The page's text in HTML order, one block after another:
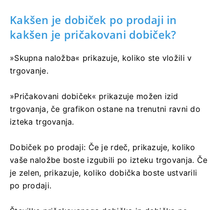
Kakšen je dobiček po prodaji in
kakšen je pričakovani dobiček?
»Skupna naložba« prikazuje, koliko ste vložili v
trgovanje.
»Pričakovani dobiček« prikazuje možen izid
trgovanja, če grafikon ostane na trenutni ravni do
izteka trgovanja.
Dobiček po prodaji: Če je rdeč, prikazuje, koliko
vaše naložbe boste izgubili po izteku trgovanja. Če
je zelen, prikazuje, koliko dobička boste ustvarili
po prodaji.